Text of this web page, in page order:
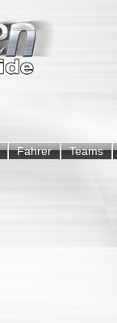
Fahrer Teams